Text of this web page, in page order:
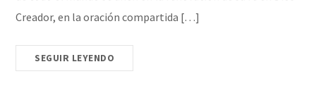
Creador, en la oración compartida […]
SEGUIR LEYENDO